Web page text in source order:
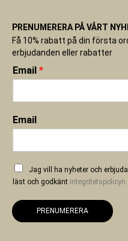
PRENUMERERA PÅ VÅRT
Få 10% rabatt på din första
erbjudanden eller rabatter
Email *
Email
Jag vill ha nyheter och
läst och godkänt integritetspolicyn
PRENUMERERA